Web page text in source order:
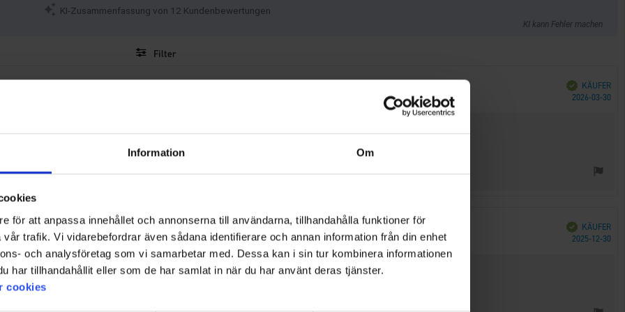
Information Om
för att anpassa innehållet och annonserna till användarna, tillhandahålla funktioner för
trafik. Vi vidarebefordrar även sådana identifierare och annan information från din enhet
och analysföretag som vi samarbetar med. Dessa kan i sin tur kombinera informationen
har tillhandahållit eller som de har samlat in när du har använt deras tjänster.
cookies
KI-Zusammenfassung von 12 Kundenbewertungen
KI kann Fehler machen
Filter
Bewertung Bilder Verifiziert
KÄUFER
2026-03-30
Verifiziert
KÄUFER
2025-12-30